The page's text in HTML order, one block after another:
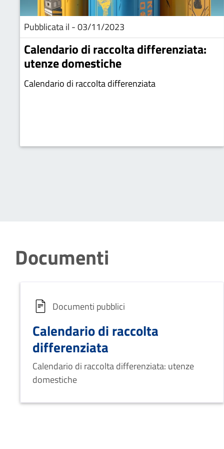
Pubblicata il - 03/11/2023
Calendario di raccolta differenziata:
utenze domestiche
Calendario di raccolta differenziata
Documenti
Documenti pubblici
Calendario di raccolta
differenziata
Calendario di raccolta differenziata: utenze
domestiche